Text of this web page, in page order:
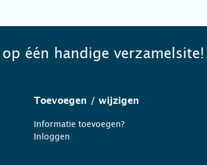
één handige verzamelsite!
Toevoegen / wijzigen
Informatie toevoegen?
Inloggen